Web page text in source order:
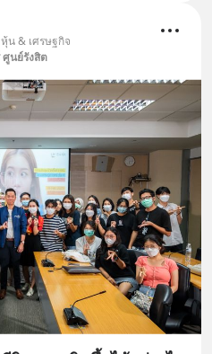
น & เศรษฐกิจ
นย์รังสิต